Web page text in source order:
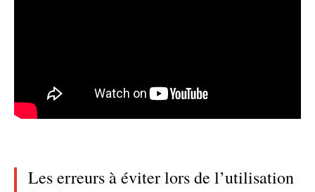
Les erreurs à éviter lors de l’utilisation